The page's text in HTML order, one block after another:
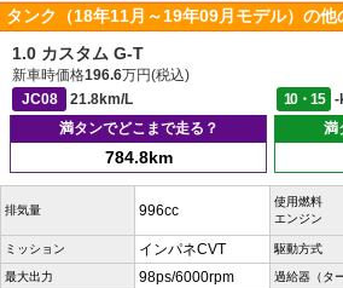
タンク（18年11月～19年09月モデル）の他
1.0 カスタム G-T
新車時価格196.6万円(税込)
JC08
21.8km/L 10・15
-
満タンでどこまで走る？
784.8km
満
排気量 996cc
使用燃料
エンジン
ミッション インパネCVT 駆動方式
最大出力 98ps/6000rpm 過給器（タ